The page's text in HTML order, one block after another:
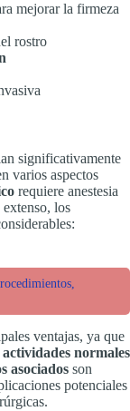
mejorar la firmeza
rostro
significativamente
varios aspectos
requiere anestesia
los
ventajas, ya que
normales
asociados son
potenciales